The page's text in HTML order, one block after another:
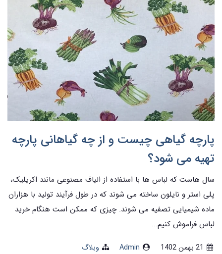
پارچه گیاهی چیست و از چه گیاهانی پارچه
تهیه می شود؟
سال هاست که لباس‌ ها با استفاده از الیاف مصنوعی مانند اکریلیک،
پلی استر و نایلون ساخته می‌ شوند که در طول فرآیند تولید با هزاران
ماده شیمیایی تصفیه می‌ شوند. چیزی که ممکن است هنگام خرید
لباس فراموش کنیم...
Admin وبلاگ